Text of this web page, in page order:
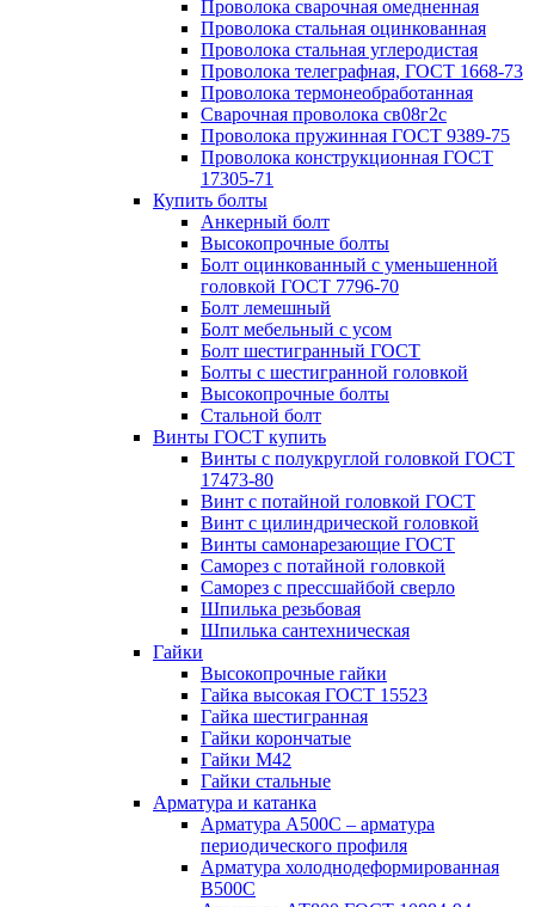
Проволока сварочная омедненная
Проволока стальная оцинкованная
Проволока стальная углеродистая
Проволока телеграфная, ГОСТ 1668-73
Проволока термонеобработанная
Сварочная проволока св08г2с
Проволока пружинная ГОСТ 9389-75
Проволока конструкционная ГОСТ
17305-71
Купить болты
Анкерный болт
Высокопрочные болты
Болт оцинкованный с уменьшенной
головкой ГОСТ 7796-70
Болт лемешный
Болт мебельный с усом
Болт шестигранный ГОСТ
Болты с шестигранной головкой
Высокопрочные болты
Стальной болт
Винты ГОСТ купить
Винты с полукруглой головкой ГОСТ
17473-80
Винт с потайной головкой ГОСТ
Винт с цилиндрической головкой
Винты самонарезающие ГОСТ
Саморез с потайной головкой
Саморез с прессшайбой сверло
Шпилька резьбовая
Шпилька сантехническая
Гайки
Высокопрочные гайки
Гайка высокая ГОСТ 15523
Гайка шестигранная
Гайки корончатые
Гайки М42
Гайки стальные
Арматура и катанка
Арматура А500С – арматура
периодического профиля
Арматура холоднодеформированная
В500С